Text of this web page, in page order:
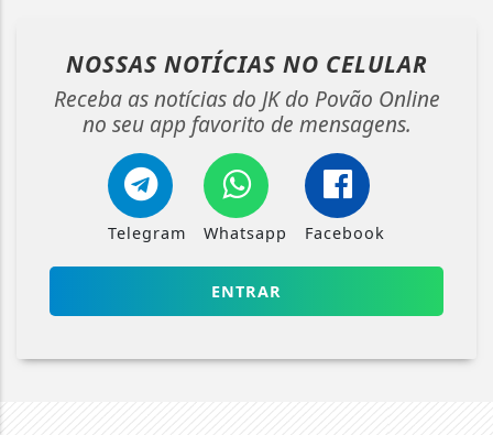
NOSSAS NOTÍCIAS NO CELULAR
Receba as notícias do JK do Povão Online
no seu app favorito de mensagens.
Telegram Whatsapp Facebook
ENTRAR